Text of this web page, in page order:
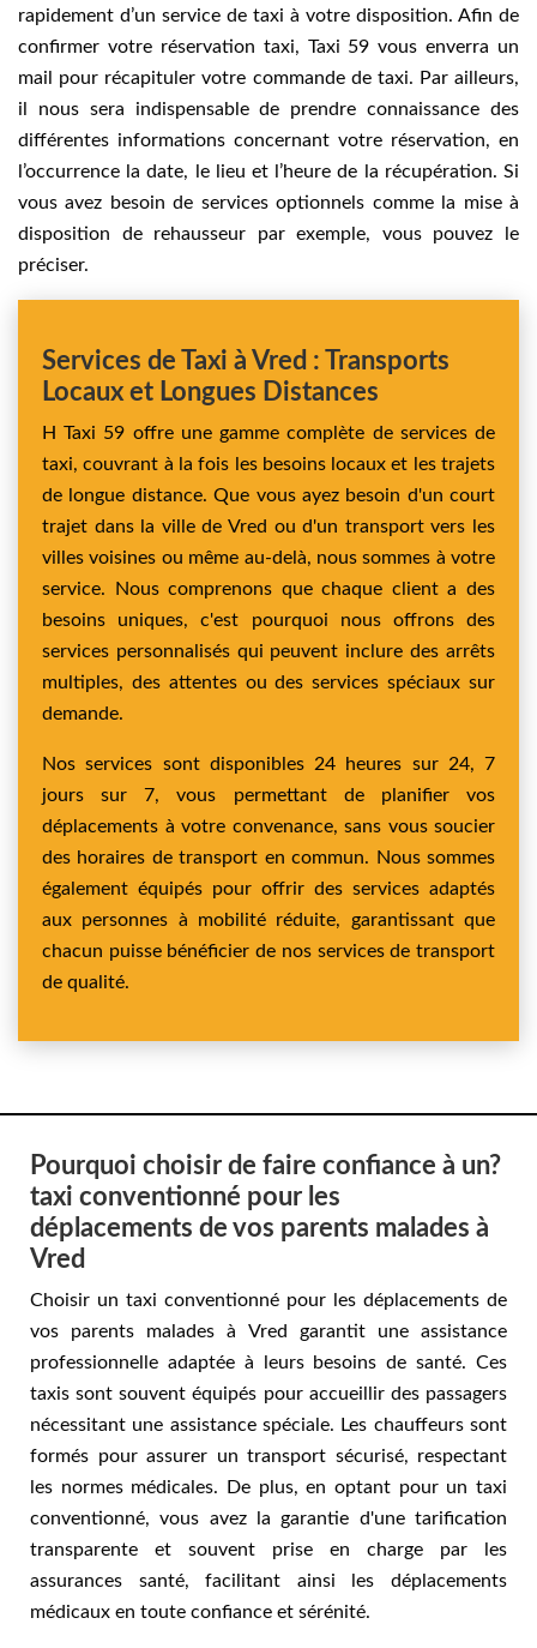
rapidement d’un service de taxi à votre disposition. Afin de
confirmer votre réservation taxi, Taxi 59 vous enverra un
mail pour récapituler votre commande de taxi. Par ailleurs,
il nous sera indispensable de prendre connaissance des
différentes informations concernant votre réservation, en
l’occurrence la date, le lieu et l’heure de la récupération. Si
vous avez besoin de services optionnels comme la mise à
disposition de rehausseur par exemple, vous pouvez le
préciser.
Services de Taxi à Vred : Transports
Locaux et Longues Distances
H Taxi 59 offre une gamme complète de services de
taxi, couvrant à la fois les besoins locaux et les trajets
de longue distance. Que vous ayez besoin d'un court
trajet dans la ville de Vred ou d'un transport vers les
villes voisines ou même au-delà, nous sommes à votre
service. Nous comprenons que chaque client a des
besoins uniques, c'est pourquoi nous offrons des
services personnalisés qui peuvent inclure des arrêts
multiples, des attentes ou des services spéciaux sur
demande.
Nos services sont disponibles 24 heures sur 24, 7
jours sur 7, vous permettant de planifier vos
déplacements à votre convenance, sans vous soucier
des horaires de transport en commun. Nous sommes
également équipés pour offrir des services adaptés
aux personnes à mobilité réduite, garantissant que
chacun puisse bénéficier de nos services de transport
de qualité.
Pourquoi choisir de faire confiance à un?
taxi conventionné pour les
déplacements de vos parents malades à
Vred
Choisir un taxi conventionné pour les déplacements de
vos parents malades à Vred garantit une assistance
professionnelle adaptée à leurs besoins de santé. Ces
taxis sont souvent équipés pour accueillir des passagers
nécessitant une assistance spéciale. Les chauffeurs sont
formés pour assurer un transport sécurisé, respectant
les normes médicales. De plus, en optant pour un taxi
conventionné, vous avez la garantie d'une tarification
transparente et souvent prise en charge par les
assurances santé, facilitant ainsi les déplacements
médicaux en toute confiance et sérénité.